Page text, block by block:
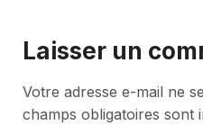
Laisser un
Votre adresse e-mail ne
champs obligatoires sont